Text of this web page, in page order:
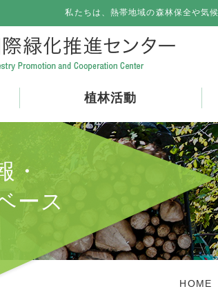
私たちは、熱帯地域の森林保全や気
植林活動
・
ース
HOME